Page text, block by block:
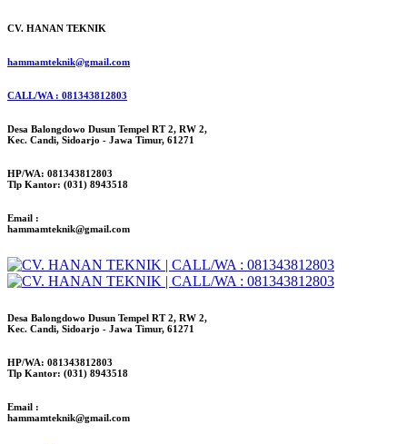
CV. HANAN TEKNIK
hammamteknik@gmail.com
CALL/WA : 081343812803
Desa Balongdowo Dusun Tempel RT 2, RW 2,
Kec. Candi, Sidoarjo - Jawa Timur, 61271
HP/WA: 081343812803
Tlp Kantor: (031) 8943518
Email :
hammamteknik@gmail.com
Desa Balongdowo Dusun Tempel RT 2, RW 2,
Kec. Candi, Sidoarjo - Jawa Timur, 61271
HP/WA: 081343812803
Tlp Kantor: (031) 8943518
Email :
hammamteknik@gmail.com